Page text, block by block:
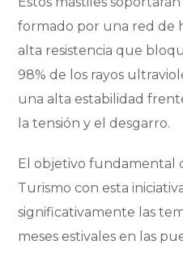
formado por una red de
alta resistencia que
98% de los rayos
una alta estabilidad
la tensión y el desgarro.
El objetivo fundamental
Turismo con esta
significativamente las
meses estivales en las